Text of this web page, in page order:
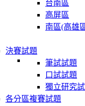
台南區
高屏區
南區(高雄
決賽試題
筆試試題
口試試題
獨立研究
各分區複賽試題